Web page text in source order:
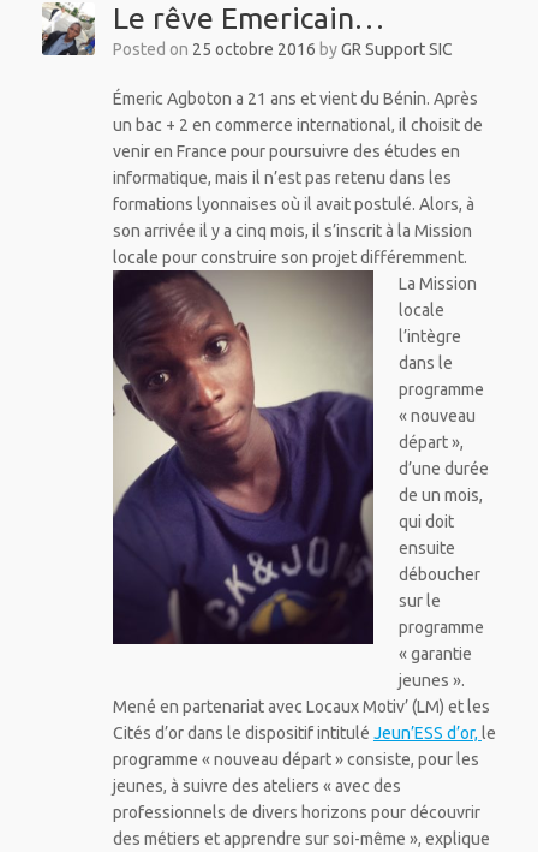
Le rêve Emericain…
Posted on 25 octobre 2016 byGR Support SIC
Émeric Agboton a 21 ans et vient du Bénin. Après
un bac + 2 en commerce international, il choisit de
venir en France pour poursuivre des études en
informatique, mais il n’est pas retenu dans les
formations lyonnaises où il avait postulé. Alors, à
son arrivée il y a cinq mois, il s’inscrit à la Mission
locale pour construire son projet différemment.
La Mission
locale
l’intègre
dans le
programme
« nouveau
départ »,
d’une durée
de un mois,
qui doit
ensuite
déboucher
sur le
programme
« garantie
jeunes ».
Mené en partenariat avec Locaux Motiv’ (LM) et les
Cités d’or dans le dispositif intitulé Jeun’ESS d’or, le
programme « nouveau départ » consiste, pour les
jeunes, à suivre des ateliers « avec des
professionnels de divers horizons pour découvrir
des métiers et apprendre sur soi-même », explique